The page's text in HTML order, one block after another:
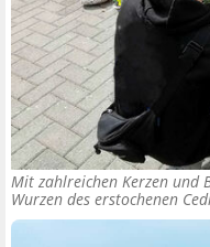
Mit zahlreichen Kerzen und
Wurzen des erstochenen